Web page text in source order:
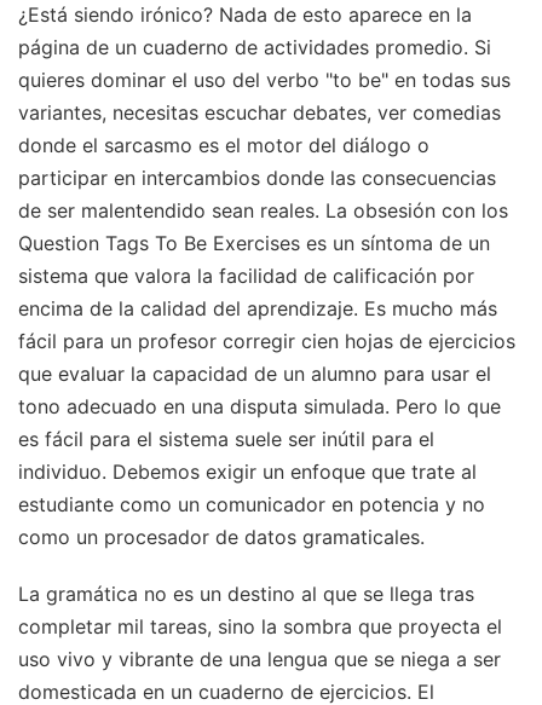
¿Está siendo irónico? Nada de esto aparece en la
página de un cuaderno de actividades promedio. Si
quieres dominar el uso del verbo "to be" en todas sus
variantes, necesitas escuchar debates, ver comedias
donde el sarcasmo es el motor del diálogo o
participar en intercambios donde las consecuencias
de ser malentendido sean reales. La obsesión con los
Question Tags To Be Exercises es un síntoma de un
sistema que valora la facilidad de calificación por
encima de la calidad del aprendizaje. Es mucho más
fácil para un profesor corregir cien hojas de ejercicios
que evaluar la capacidad de un alumno para usar el
tono adecuado en una disputa simulada. Pero lo que
es fácil para el sistema suele ser inútil para el
individuo. Debemos exigir un enfoque que trate al
estudiante como un comunicador en potencia y no
como un procesador de datos gramaticales.
La gramática no es un destino al que se llega tras
completar mil tareas, sino la sombra que proyecta el
uso vivo y vibrante de una lengua que se niega a ser
domesticada en un cuaderno de ejercicios. El